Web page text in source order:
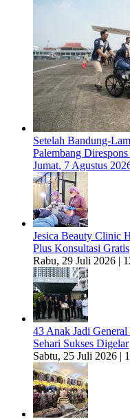
Setelah Bandung-
Palembang
Jumat, 7 Agustus
Jesica Beauty Clinic
Plus Konsultasi Gratis
Rabu, 29 Juli 2026 |
43 Anak Jadi
Sehari Sukses Digelar
Sabtu, 25 Juli 2026 |